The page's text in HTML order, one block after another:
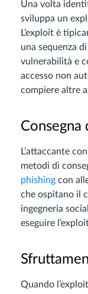
Una volta
sviluppa un
L’exploit è
una sequenza
vulnerabilità e
accesso non
compiere altre
Consegna
L’attaccante
metodi di
phishing con
che ospitano il
ingegneria
eseguire
Quando